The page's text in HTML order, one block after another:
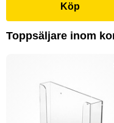
Köp
Toppsäljare inom